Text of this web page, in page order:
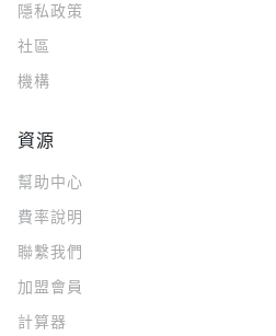
隱私政策
社區
機構
資源
幫助中心
費率說明
聯繫我們
加盟會員
計算器